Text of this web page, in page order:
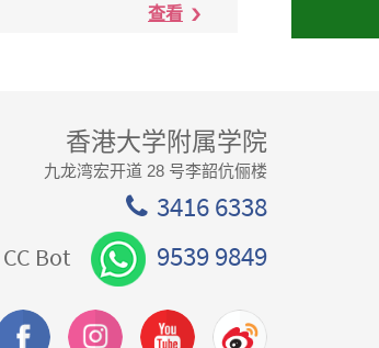
查看
香港大学附属学院
九龙湾宏开道 28 号李韶伉俪楼
3416 6338
CC Bot 9539 9849